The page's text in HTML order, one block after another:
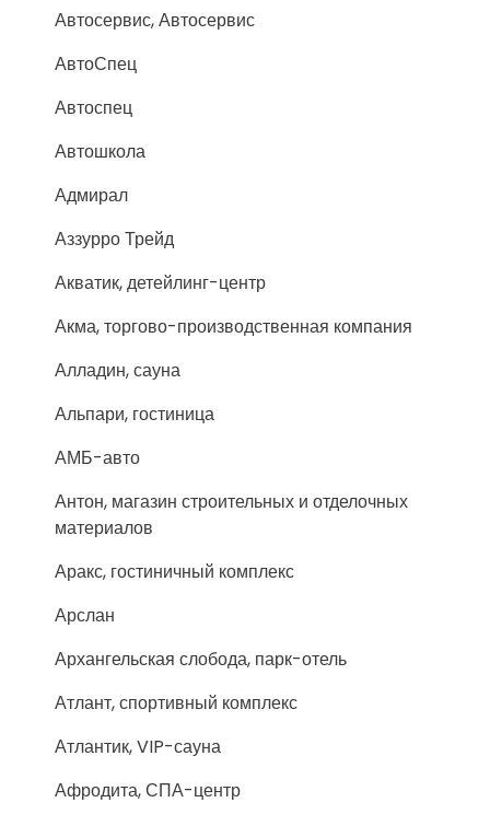
Автосервис, Автосервис
АвтоСпец
Автоспец
Автошкола
Адмирал
Аззурро Трейд
Акватик, детейлинг-центр
Акма, торгово-производственная компания
Алладин, сауна
Альпари, гостиница
АМБ-авто
Антон, магазин строительных и отделочных
материалов
Аракс, гостиничный комплекс
Арслан
Архангельская слобода, парк-отель
Атлант, спортивный комплекс
Атлантик, VIP-сауна
Афродита, СПА-центр